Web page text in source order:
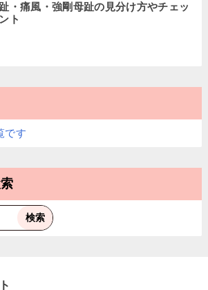
・痛風・強剛母趾の見分け方やチェッ
ト
です